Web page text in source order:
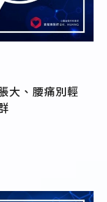
大、腰痛別輕